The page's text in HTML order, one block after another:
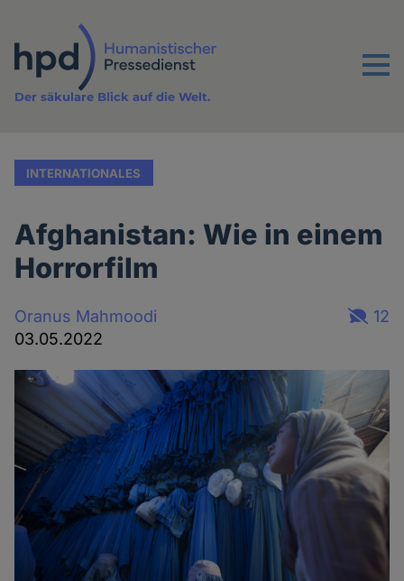
Inhalt
Menu
Der säkulare Blick auf die Welt.
INTERNATIONALES
Afghanistan: Wie in einem
Horrorfilm
Oranus Mahmoodi
03.05.2022
12